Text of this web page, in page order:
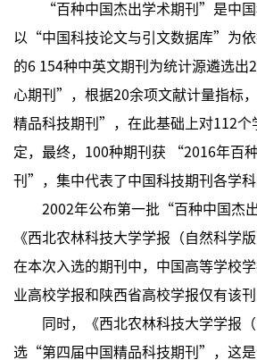
“百种中国杰出学术期刊”是中国
以“中国科技论文与引文数据库”为依
的6 154种中英文期刊为统计源遴选
心期刊”，根据20余项文献计量指标
精品科技期刊”，在此基础上对112个
定，最终，100种期刊获 “2016年百
刊”，集中代表了中国科技期刊各学科
2002年公布第一批“百种中国杰出
《西北农林科技大学学报（自然科学
在本次入选的期刊中，中国高等学校
业高校学报和陕西省高校学报仅有该刊
同时，《西北农林科技大学学报（
选“第四届中国精品科技期刊”，这是